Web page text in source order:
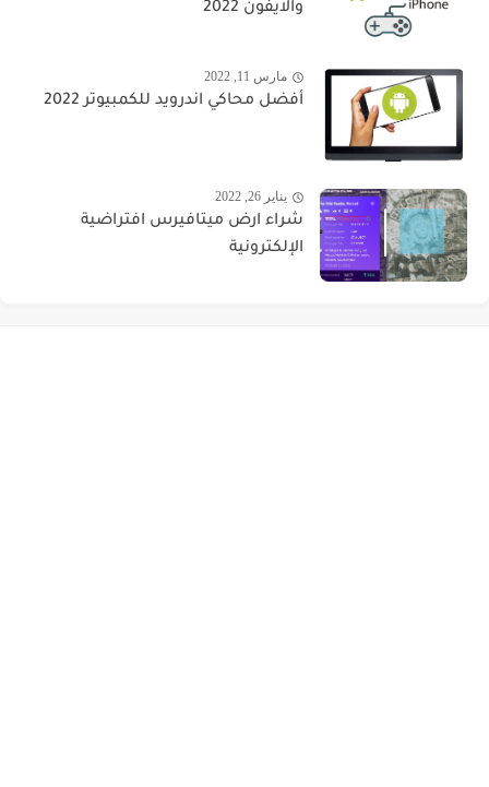
والايفون 2022
مارس 11, 2022
أفضل محاكي اندرويد للكمبيوتر 2022
يناير 26, 2022
شراء ارض ميتافيرس افتراضية
الإلكترونية